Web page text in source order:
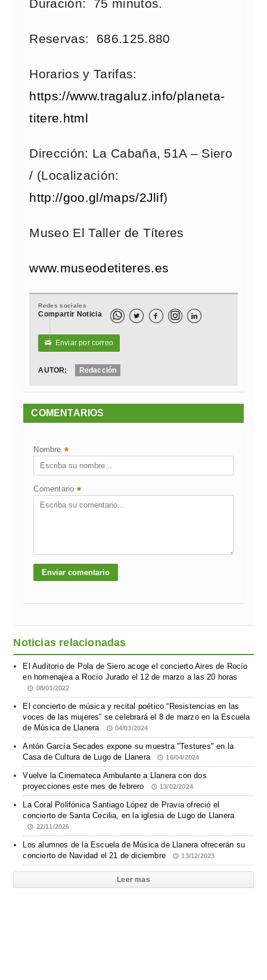
Duración: 75 minutos.
Reservas: 686.125.880
Horarios y Tarifas:
https://www.tragaluz.info/planeta-
titere.html
Dirección: La Cabaña, 51A – Siero
/ (Localización:
http://goo.gl/maps/2Jlif)
Museo El Taller de Títeres
www.museodetiteres.es
Redes sociales
Compartir Noticia   
✉ Enviar por correo
AUTOR: Redacción
COMENTARIOS
Nombre *
Comentario *
Noticias relacionadas
El Auditorio de Pola de Siero acoge el concierto Aires de Rocío
en homenajea a Rocío Jurado el 12 de marzo a las 20 horas
08/03/2022
El concierto de música y recital poético “Resistencias en las
voces de las mujeres” se celebrará el 8 de marzo en la Escuela
de Música de Llanera
04/03/2024
Antón García Secades expone su muestra "Testures" en la
Casa de Cultura de Lugo de Llanera
16/04/2024
Vuelve la Cinemateca Ambulante a Llanera con dos
proyecciones este mes de febrero
13/02/2024
La Coral Polifónica Santiago López de Pravia ofreció el
concierto de Santa Cecilia, en la iglesia de Lugo de Llanera
22/11/2025
Los alumnos de la Escuela de Música de Llanera ofrecerán su
concierto de Navidad el 21 de diciembre
13/12/2023
Leer mas